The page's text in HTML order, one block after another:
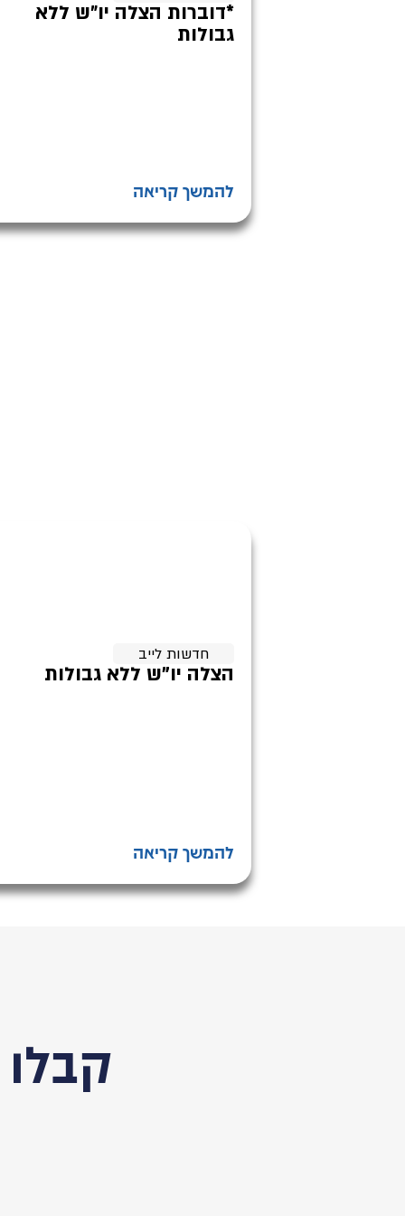
*דוברות הצלה יו״ש ללא
גבולות
להמשך קריאה
חדשות לייב
הצלה יו"ש ללא גבולות
להמשך קריאה